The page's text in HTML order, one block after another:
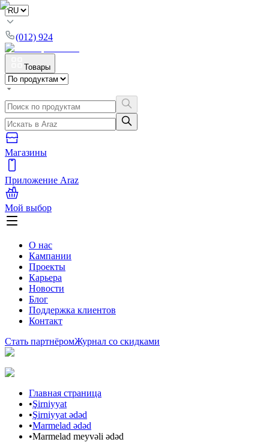
(012) 924
Товары
Магазины
Приложение Araz
Мой выбор
О нас
Кампании
Проекты
Карьера
Новости
Блог
Поддержка клиентов
Контакт
Стать партнёромЖурнал со скидками
Главная страница
•Şirniyyat
•Şirniyyat ədəd
•Marmelad ədəd
•Marmelad meyvəli ədəd